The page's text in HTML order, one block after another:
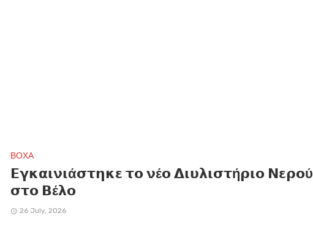
ΒΟΧΑ
𝝚𝝲𝝹𝝰𝝸𝝼𝝸ά𝞂𝞃𝝶𝝹𝝴 𝞃𝝾 𝝼έ𝝾 𝝙𝝸𝞄𝝺𝝸𝞂𝞃ή𝞀𝝸𝝾 𝝢𝝴𝞀𝝾ύ
𝞂𝞃𝝾 𝝗έ𝝺𝝾
26 July, 2026